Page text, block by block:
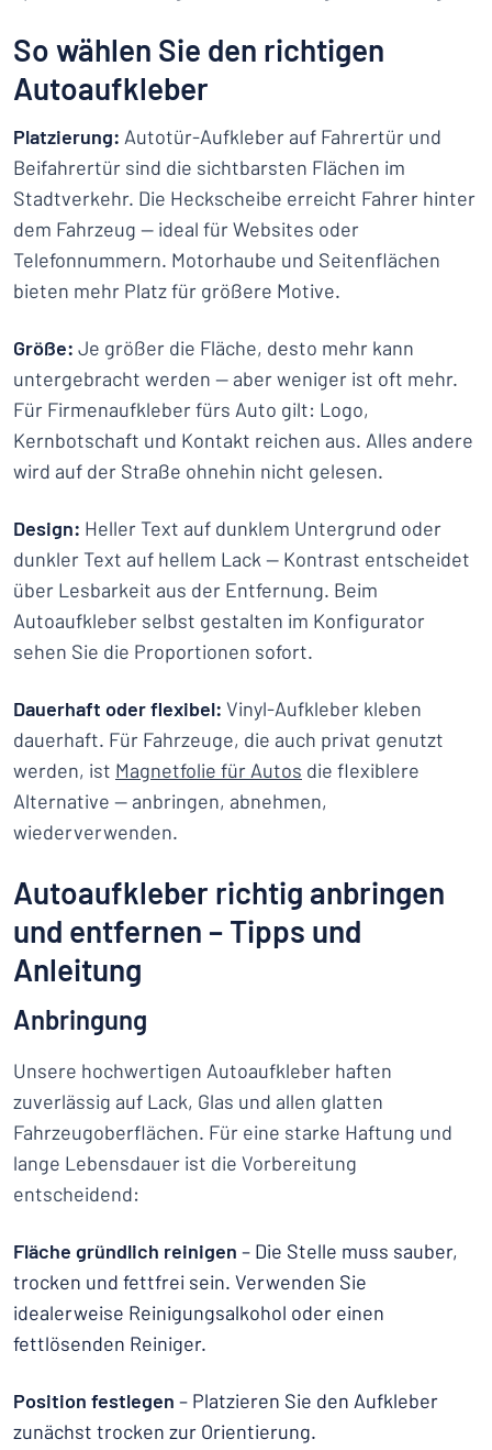
So wählen Sie den richtigen
Autoaufkleber
Platzierung: Autotür-Aufkleber auf Fahrertür und
Beifahrertür sind die sichtbarsten Flächen im
Stadtverkehr. Die Heckscheibe erreicht Fahrer hinter
dem Fahrzeug — ideal für Websites oder
Telefonnummern. Motorhaube und Seitenflächen
bieten mehr Platz für größere Motive.
Größe: Je größer die Fläche, desto mehr kann
untergebracht werden — aber weniger ist oft mehr.
Für Firmenaufkleber fürs Auto gilt: Logo,
Kernbotschaft und Kontakt reichen aus. Alles andere
wird auf der Straße ohnehin nicht gelesen.
Design: Heller Text auf dunklem Untergrund oder
dunkler Text auf hellem Lack — Kontrast entscheidet
über Lesbarkeit aus der Entfernung. Beim
Autoaufkleber selbst gestalten im Konfigurator
sehen Sie die Proportionen sofort.
Dauerhaft oder flexibel: Vinyl-Aufkleber kleben
dauerhaft. Für Fahrzeuge, die auch privat genutzt
werden, ist Magnetfolie für Autos die flexiblere
Alternative — anbringen, abnehmen,
wiederverwenden.
Autoaufkleber richtig anbringen
und entfernen – Tipps und
Anleitung
Anbringung
Unsere hochwertigen Autoaufkleber haften
zuverlässig auf Lack, Glas und allen glatten
Fahrzeugoberflächen. Für eine starke Haftung und
lange Lebensdauer ist die Vorbereitung
entscheidend:
Fläche gründlich reinigen – Die Stelle muss sauber,
trocken und fettfrei sein. Verwenden Sie
idealerweise Reinigungsalkohol oder einen
fettlösenden Reiniger.
Position festlegen – Platzieren Sie den Aufkleber
zunächst trocken zur Orientierung.